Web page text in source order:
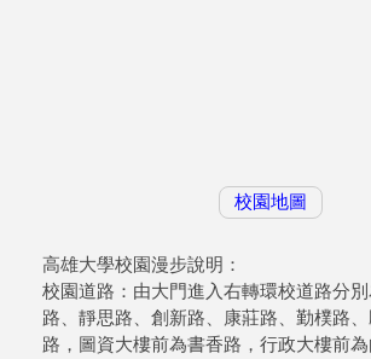
校園地圖
高雄大學校園漫步說明：
校園道路：由大門進入右轉環校道路分
路、靜思路、創新路、康莊路、勤樸路
路，圖資大樓前為書香路，行政大樓前為